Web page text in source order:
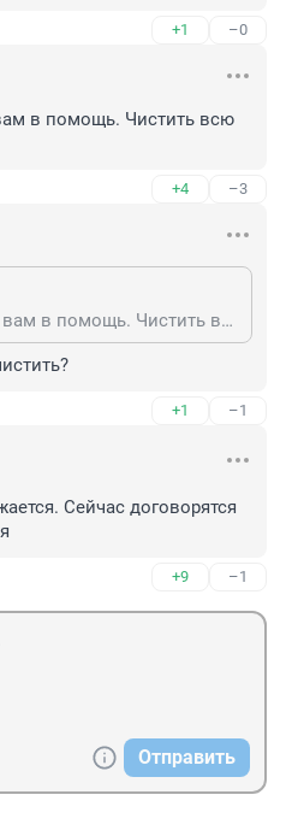
+1 –0
в помощь. Чистить всю
+4 –3
Работайте братья. Бог вам в помощь. Чистить всю эту нечесть.
+1 –1
Сейчас договорятся
+9 –1
Отправить